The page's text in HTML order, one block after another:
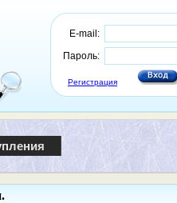
E-mail:
Пароль:
Регистрация